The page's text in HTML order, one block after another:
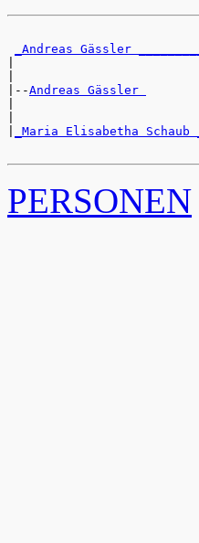
_Andreas Gässler _________
|--Andreas Gässler
_Maria Elisabetha Schaub _
PERSONEN